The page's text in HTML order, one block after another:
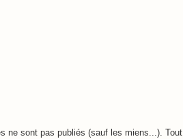
ne sont pas publiés (sauf les miens...). Tout